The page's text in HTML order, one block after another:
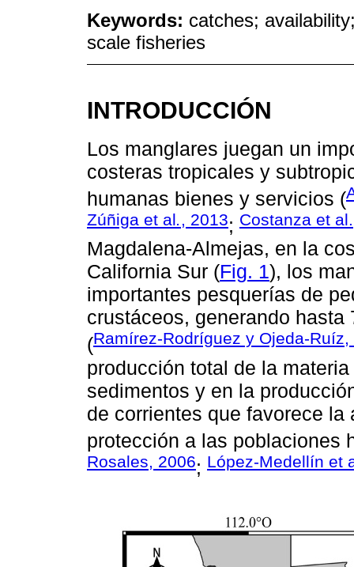
Keywords: catches;
scale fisheries
INTRODUCCIÓN
Los manglares juegan un
costeras tropicales y
humanas bienes y servicios (
Zúñiga et al., 2013; Costanza et
Magdalena-Almejas, en la
California Sur (Fig. 1), los
importantes pesquerías de
crustáceos, generando
(Ramírez-Rodríguez y Ojeda-Ruíz,
producción total de la
sedimentos y en la
de corrientes que favorece
protección a las poblaciones
Rosales, 2006; López-Medellín et